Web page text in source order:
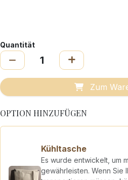
Quantität
Zum
OPTION HINZUFÜGEN
Kühltasche
Es wurde entwickelt, um
gewährleisten. Wenn Sie